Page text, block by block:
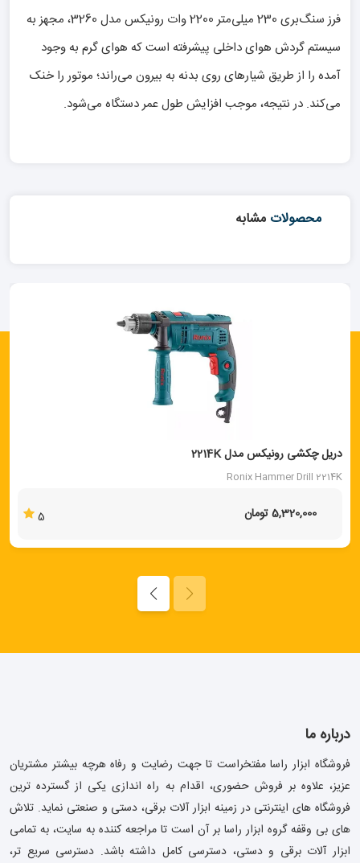
فرز سنگ‌بری 230 میلی‌متر 2200 وات رونیکس مدل 3260، مجهز به
سیستم گردش هوای داخلی پیشرفته است که هوای گرم به وجود
آمده را از طریق شیارهای روی بدنه به بیرون می‌‌راند؛ موتور را خنک
می‌کند. در نتیجه، موجب افزایش طول عمر دستگاه می‌‌شود.
محصولات مشابه
دریل چکشی رونیکس مدل 2214K
Ronix Hammer Drill 2214K
5,320,000 تومان 5
درباره ما
فروشگاه ابزار راسا مفتخراست تا جهت رضایت و رفاه هرچه بیشتر مشتریان
عزیز، علاوه بر فروش حضوری، اقدام به راه اندازی یکی از گسترده ترین
فروشگاه های اینترنتی در زمینه ابزار آلات برقی، دستی و صنعتی نماید. تلاش
های بی وقفه گروه ابزار راسا بر آن است تا مراجعه کننده به سایت، به تمامی
ابزار آلات برقی و دستی، دسترسی کامل داشته باشد. دسترسی سریع تر،